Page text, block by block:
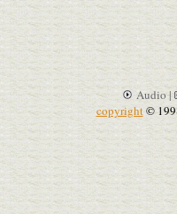
Audio |
copyright©